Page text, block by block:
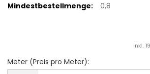
Mindestbestellmenge:
0,8
inkl.
Meter (Preis pro Meter):